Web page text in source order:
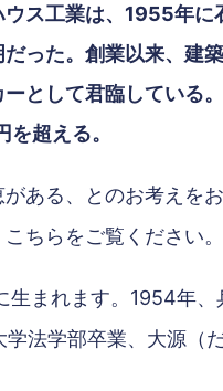
ス工業は、1955年
った。創業以来、建
として君臨している
超える。
ある、とのお考えを
ちらをご覧ください。
生まれます。1954年
法学部卒業、大源